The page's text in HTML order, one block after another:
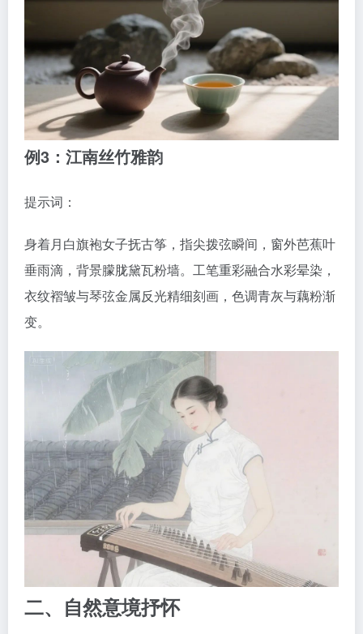
例3：江南丝竹雅韵
提示词：
身着月白旗袍女子抚古筝，指尖拨弦瞬间，窗外芭蕉叶
垂雨滴，背景朦胧黛瓦粉墙。工笔重彩融合水彩晕染，
衣纹褶皱与琴弦金属反光精细刻画，色调青灰与藕粉渐
变。
二、自然意境抒怀